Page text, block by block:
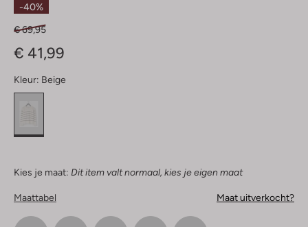
-40%
€ 69,95
€ 41,99
Kleur: Beige
Kies je maat: Dit item valt normaal, kies je eigen maat
Maattabel Maat uitverkocht?